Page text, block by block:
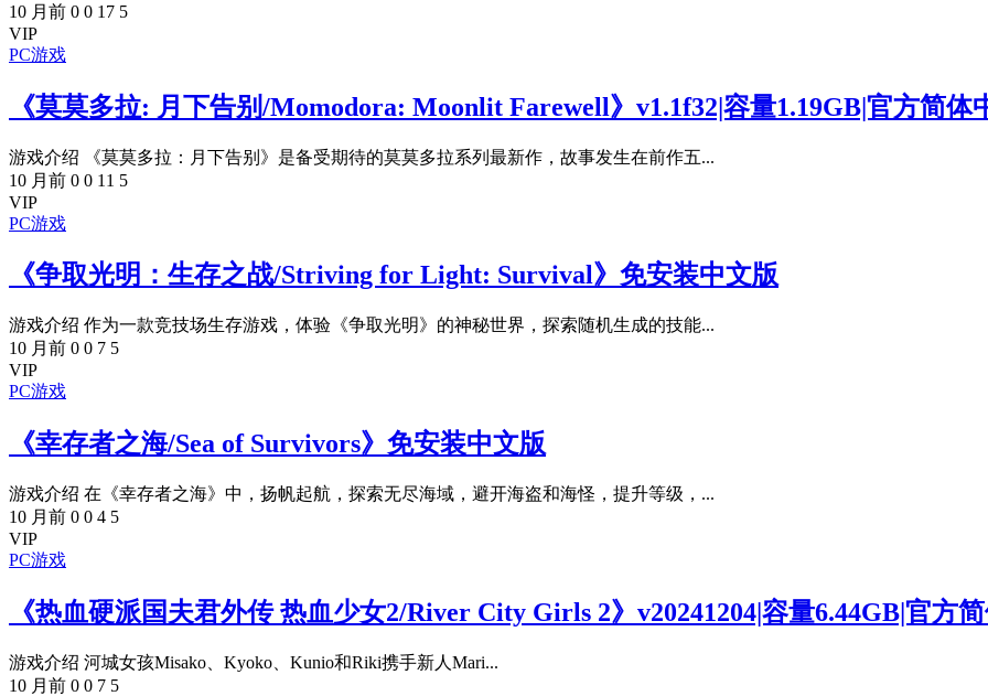
10 月前 0 0 17 5
VIP
PC游戏
《莫莫多拉: 月下告别/Momodora: Moonlit Farewell》v1.1f32|容量1.19GB|官方简体
游戏介绍 《莫莫多拉：月下告别》是备受期待的莫莫多拉系列最新作，故事发生在前作五...
10 月前 0 0 11 5
VIP
PC游戏
《争取光明：生存之战/Striving for Light: Survival》免安装中文版
游戏介绍 作为一款竞技场生存游戏，体验《争取光明》的神秘世界，探索随机生成的技能...
10 月前 0 0 7 5
VIP
PC游戏
《幸存者之海/Sea of Survivors》免安装中文版
游戏介绍 在《幸存者之海》中，扬帆起航，探索无尽海域，避开海盗和海怪，提升等级，...
10 月前 0 0 4 5
VIP
PC游戏
《热血硬派国夫君外传 热血少女2/River City Girls 2》v20241204|容量6.44GB|官方
游戏介绍 河城女孩Misako、Kyoko、Kunio和Riki携手新人Mari...
10 月前 0 0 7 5